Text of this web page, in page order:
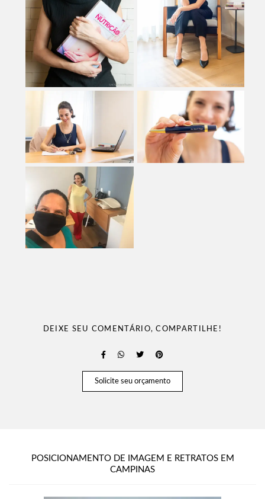
DEIXE SEU COMENTÁRIO, COMPARTILHE!
Solicite seu orçamento
POSICIONAMENTO DE IMAGEM E RETRATOS EM
CAMPINAS